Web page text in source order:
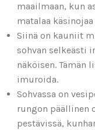
maailmaan, kun
matalaa käsinojaa
Siinä on kauniit
sohvan selkeästi
näköisen. Tämän
imuroida.
Sohvassa on
rungon päällinen
pestävissä,